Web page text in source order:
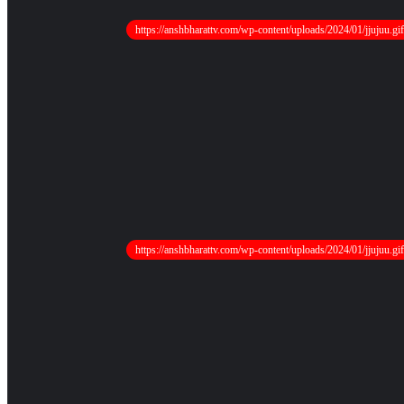
https://anshbharattv.com/wp-content/uploads/2024/01/jjujuu.gif
https://anshbharattv.com/wp-content/uploads/2024/01/jjujuu.gif